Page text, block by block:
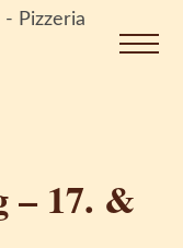
– 17. &